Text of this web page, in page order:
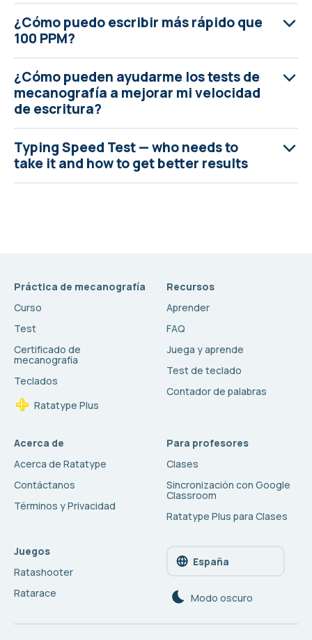
¿Cómo puedo escribir más rápido que
100 PPM?
¿Cómo pueden ayudarme los tests de
mecanografía a mejorar mi velocidad
de escritura?
Typing Speed Test — who needs to
take it and how to get better results
Práctica de mecanografía
Curso
Test
Certificado de
mecanografía
Teclados
Ratatype Plus
Recursos
Aprender
FAQ
Juega y aprende
Test de teclado
Contador de palabras
Acerca de
Acerca de Ratatype
Contáctanos
Términos y Privacidad
Para profesores
Clases
Sincronización con Google
Classroom
Ratatype Plus para Clases
Juegos
Ratashooter
Ratarace
España
Modo oscuro